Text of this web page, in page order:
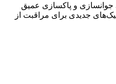
جوانسازی و پاکسازی عمیق
جدیدی برای مراقبت از